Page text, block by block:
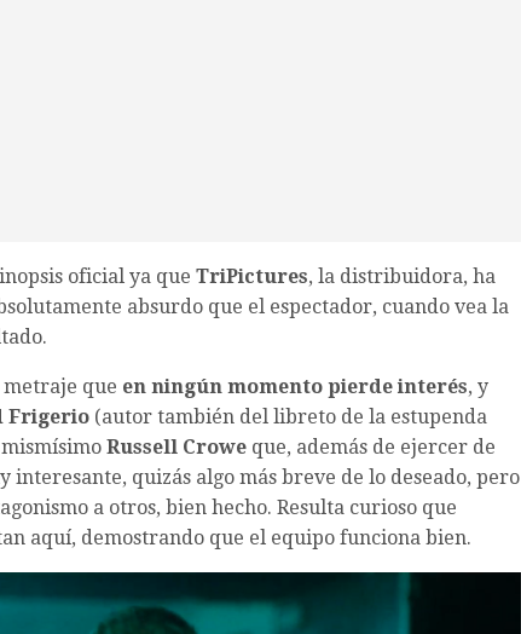
oficial ya que TriPictures, la distribuidora, ha
absurdo que el espectador, cuando vea la
que en ningún momento pierde interés, y
Frigerio (autor también del libreto de la estupenda
mismísimo Russell Crowe que, además de ejercer de
quizás algo más breve de lo deseado, pero
a otros, bien hecho. Resulta curioso que
aquí, demostrando que el equipo funciona bien.